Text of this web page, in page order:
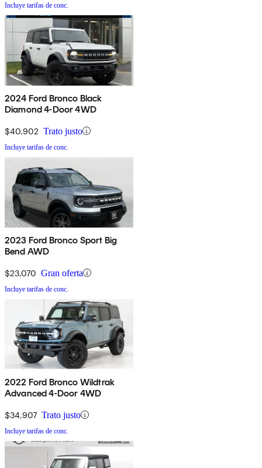
Incluye tarifas de conc.
2024 Ford Bronco Black
Diamond 4-Door 4WD
$40,902 Trato justo
Incluye tarifas de conc.
2023 Ford Bronco Sport Big
Bend AWD
$23,070 Gran oferta
Incluye tarifas de conc.
2022 Ford Bronco Wildtrak
Advanced 4-Door 4WD
$34,907 Trato justo
Incluye tarifas de conc.